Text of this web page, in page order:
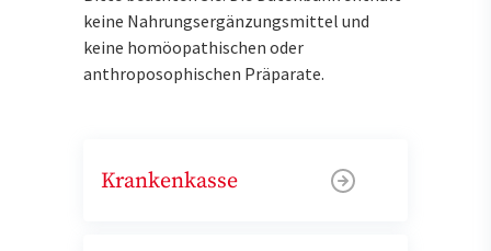
keine Nahrungsergänzungsmittel und
keine homöopathischen oder
anthroposophischen Präparate.
Krankenkasse